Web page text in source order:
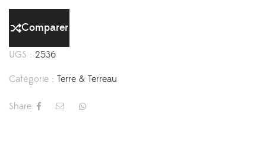
Comparer
UGS : 2536
Catégorie : Terre & Terreau
Share: